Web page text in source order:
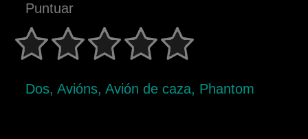
Puntuar
Dos, Avións, Avión de caza, Phantom